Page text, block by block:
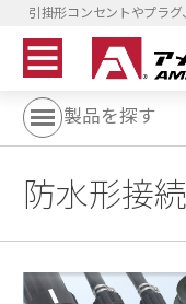
引掛形コンセントやプラ
製品を探す
防水形接